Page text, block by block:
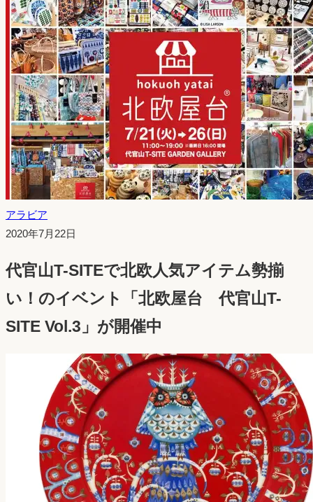
アラビア
投
日：
2020年7月22日
代官山T-SITEで北欧人気アイテム勢揃
い！のイベント「北欧屋台 代官山T-
SITE Vol.3」が開催中